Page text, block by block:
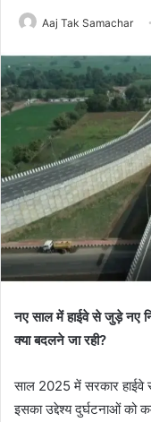
Aaj Tak Samachar
नए साल में हाईवे से जुड़े नए
क्या बदलने जा रही?
साल 2025 में सरकार हाईवे
इसका उद्देश्य दुर्घटनाओं को